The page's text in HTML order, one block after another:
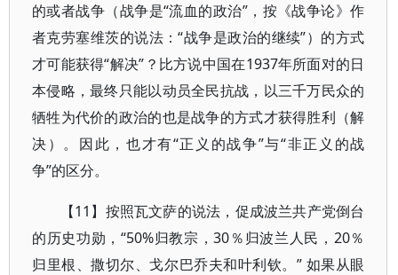
的或者战争（战争是“流血的政治”，按《战争论》作
者克劳塞维茨的说法：“战争是政治的继续”）的方式
才可能获得“解决”？比方说中国在1937年所面对的日
本侵略，最终只能以动员全民抗战，以三千万民众的
牺牲为代价的政治的也是战争的方式才获得胜利（解
决）。因此，也才有“正义的战争”与“非正义的战
争”的区分。
【11】按照瓦文萨的说法，促成波兰共产党倒台
的历史功勋，“50%归教宗，30％归波兰人民，20％
归里根、撒切尔、戈尔巴乔夫和叶利钦。” 如果从眼